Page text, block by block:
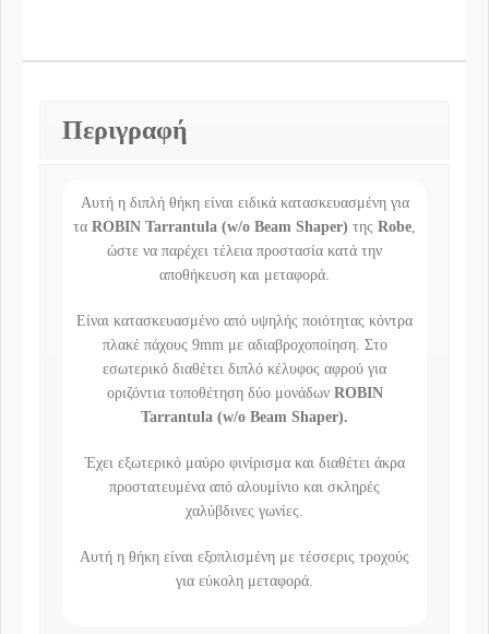
Περιγραφή
Αυτή η διπλή θήκη είναι ειδικά κατασκευασμένη για
τα ROBIN Tarrantula (w/o Beam Shaper) της Robe,
ώστε να παρέχει τέλεια προστασία κατά την
αποθήκευση και μεταφορά.
Είναι κατασκευασμένο από υψηλής ποιότητας κόντρα
πλακέ πάχους 9mm με αδιαβροχοποίηση. Στο
εσωτερικό διαθέτει διπλό κέλυφος αφρού για
οριζόντια τοποθέτηση δύο μονάδων ROBIN
Tarrantula (w/o Beam Shaper).
Έχει εξωτερικό μαύρο φινίρισμα και διαθέτει άκρα
προστατευμένα από αλουμίνιο και σκληρές
χαλύβδινες γωνίες.
Αυτή η θήκη είναι εξοπλισμένη με τέσσερις τροχούς
για εύκολη μεταφορά.